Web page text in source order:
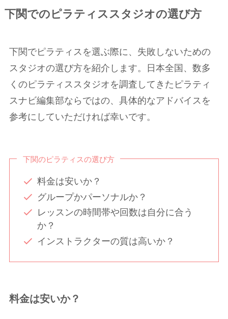
下関でのピラティススタジオの選び方
下関でピラティスを選ぶ際に、失敗しないための
スタジオの選び方を紹介します。日本全国、数多
くのピラティススタジオを調査してきたピラティ
スナビ編集部ならではの、具体的なアドバイスを
参考にしていただければ幸いです。
下関のピラティスの選び方
料金は安いか？
グループかパーソナルか？
レッスンの時間帯や回数は自分に合う
か？
インストラクターの質は高いか？
料金は安いか？